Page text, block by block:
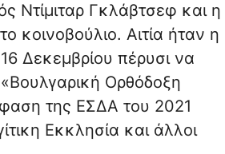
Ντίμιταρ Γκλάβτσεφ και η
Αιτία ήταν η
Δεκεμβρίου πέρυσι να
Ορθόδοξη
της ΕΣΔΑ του 2021
Εκκλησία και άλλοι